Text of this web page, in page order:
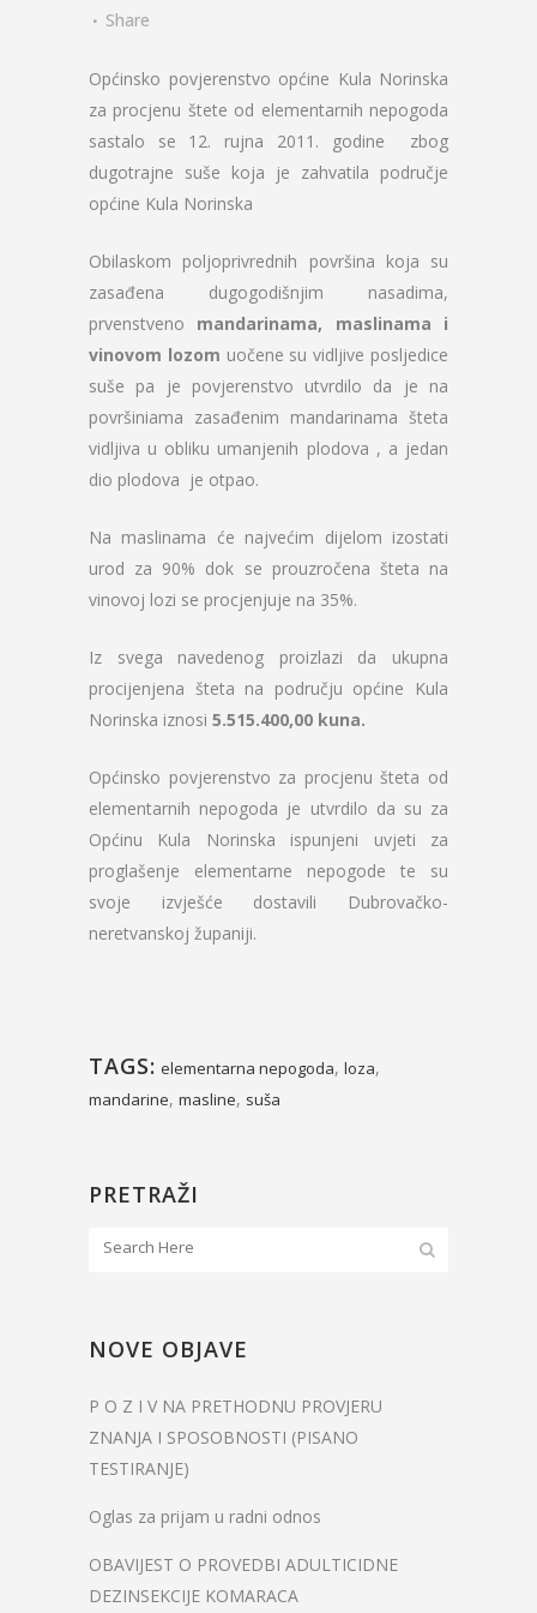
Share
Općinsko povjerenstvo općine Kula Norinska
za procjenu štete od elementarnih nepogoda
sastalo se 12. rujna 2011. godine zbog
dugotrajne suše koja je zahvatila područje
općine Kula Norinska
Obilaskom poljoprivrednih površina koja su
zasađena dugogodišnjim nasadima,
prvenstveno mandarinama, maslinama i
vinovom lozom uočene su vidljive posljedice
suše pa je povjerenstvo utvrdilo da je na
površiniama zasađenim mandarinama šteta
vidljiva u obliku umanjenih plodova , a jedan
dio plodova je otpao.
Na maslinama će najvećim dijelom izostati
urod za 90% dok se prouzročena šteta na
vinovoj lozi se procjenjuje na 35%.
Iz svega navedenog proizlazi da ukupna
procijenjena šteta na području općine Kula
Norinska iznosi 5.515.400,00 kuna.
Općinsko povjerenstvo za procjenu šteta od
elementarnih nepogoda je utvrdilo da su za
Općinu Kula Norinska ispunjeni uvjeti za
proglašenje elementarne nepogode te su
svoje izvješće dostavili Dubrovačko-
neretvanskoj županiji.
TAGS: elementarna nepogoda, loza,
mandarine, masline, suša
PRETRAŽI
NOVE OBJAVE
P O Z I V NA PRETHODNU PROVJERU
ZNANJA I SPOSOBNOSTI (PISANO
TESTIRANJE)
Oglas za prijam u radni odnos
OBAVIJEST O PROVEDBI ADULTICIDNE
DEZINSEKCIJE KOMARACA